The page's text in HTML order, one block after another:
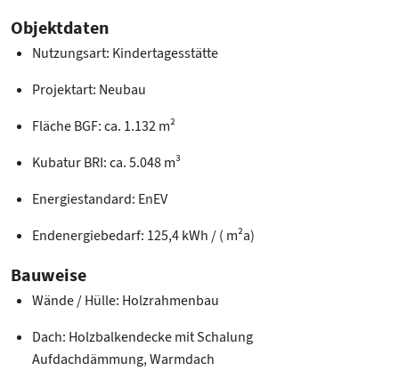
Objektdaten
Nutzungsart: Kindertagesstätte
Projektart: Neubau
Fläche BGF: ca. 1.132 m²
Kubatur BRI: ca. 5.048 m³
Energiestandard: EnEV
Endenergiebedarf: 125,4 kWh / ( m²a)
Bauweise
Wände / Hülle: Holzrahmenbau
Dach: Holzbalkendecke mit Schalung
Aufdachdämmung, Warmdach